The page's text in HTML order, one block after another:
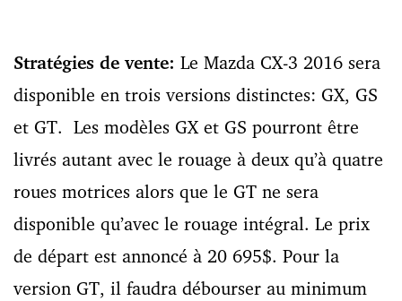
Stratégies de vente: Le Mazda CX-3 2016 sera
disponible en trois versions distinctes: GX, GS
et GT. Les modèles GX et GS pourront être
livrés autant avec le rouage à deux qu’à quatre
roues motrices alors que le GT ne sera
disponible qu’avec le rouage intégral. Le prix
de départ est annoncé à 20 695$. Pour la
version GT, il faudra débourser au minimum